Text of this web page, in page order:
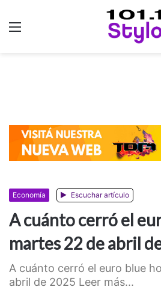
Economía Escuchar artículo
A cuánto cerró el
martes 22 de abril
A cuánto cerró el euro blue
abril de 2025 Leer más...